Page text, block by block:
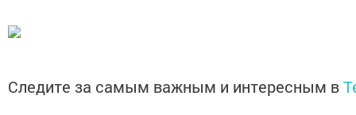
Следите за самым важным и интересным в